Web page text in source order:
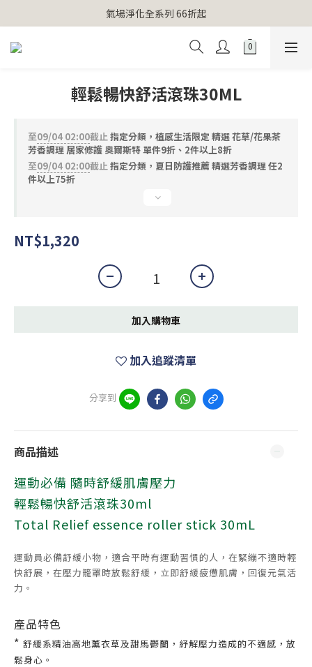
【官網獨家】首次消費 不限金額 即送 香遇熊超人行李吊牌
氣場淨化全系列 66折起
【官網獨家】首次消費 不限金額 即送 香遇熊超人行李吊牌
輕鬆暢快舒活滾珠30ML
至09/04 02:00截止指定分類，植感生活限定 精選 花草/花果茶
芳香調理 居家修護 奧爾斯特 單件9折、2件以上8折
至09/04 02:00截止指定分類，夏日防護推薦 精選芳香調理 任2
件以上75折
NT$1,320
加入購物車
加入追蹤清單
分享到
商品描述
運動必備 隨時舒緩肌膚壓力
輕鬆暢快舒活滾珠30ml
Total Relief essence roller stick 30mL
運動員必備舒緩小物，適合平時有運動習慣的人，在緊繃不適時輕
快舒展，在壓力籠罩時放鬆舒緩，立即舒緩疲憊肌膚，回復元氣活
力。
產品特色
* 舒緩系精油高地薰衣草及甜馬鬱蘭，紓解壓力造成的不適感，放
鬆身心。